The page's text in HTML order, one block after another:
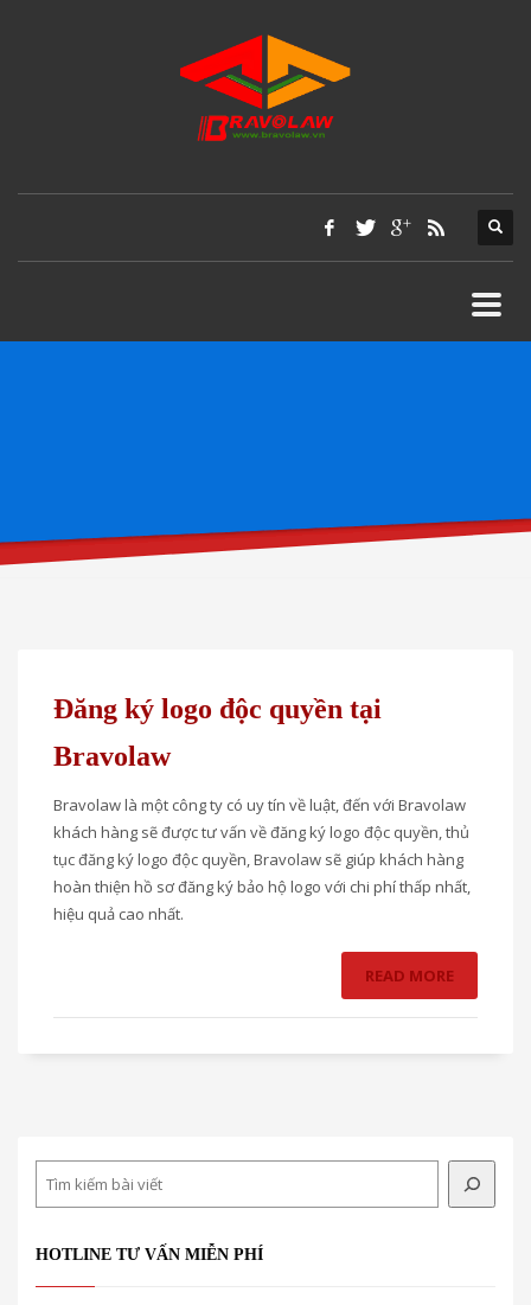
Đăng ký logo độc quyền tại
Bravolaw
Bravolaw là một công ty có uy tín về luật, đến với Bravolaw
khách hàng sẽ được tư vấn về đăng ký logo độc quyền, thủ
tục đăng ký logo độc quyền, Bravolaw sẽ giúp khách hàng
hoàn thiện hồ sơ đăng ký bảo hộ logo với chi phí thấp nhất,
hiệu quả cao nhất.
READ MORE
HOTLINE TƯ VẤN MIỄN PHÍ